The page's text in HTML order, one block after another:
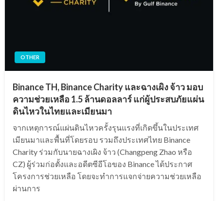
OTHER
Binance TH, Binance Charity และฉางเผิง จ้าว มอบ
ความช่วยเหลือ 1.5 ล้านดอลลาร์ แก่ผู้ประสบภัยแผ่น
ดินไหวในไทยและเมียนมา
จากเหตุการณ์แผ่นดินไหวครั้งรุนแรงที่เกิดขึ้นในประเทศ
เมียนมาและพื้นที่โดยรอบ รวมถึงประเทศไทย Binance
Charity ร่วมกับนายฉางเผิง จ้าว (Changpeng Zhao หรือ
CZ) ผู้ร่วมก่อตั้งและอดีตซีอีโอของ Binance ได้ประกาศ
โครงการช่วยเหลือ โดยจะทำการแจกจ่ายความช่วยเหลือ
ผ่านการ